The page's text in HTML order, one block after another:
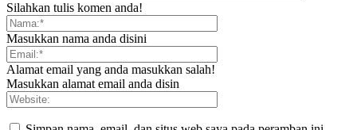
Silahkan tulis komen anda!
Masukkan nama anda disini
Alamat email yang anda masukkan salah!
Masukkan alamat email anda disin